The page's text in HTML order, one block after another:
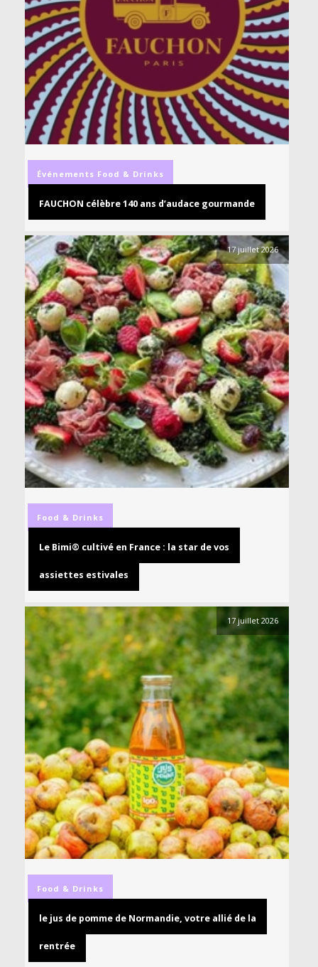
Événements Food & Drinks
FAUCHON célèbre 140 ans d’audace gourmande
17 juillet 2026
Food & Drinks
Le Bimi® cultivé en France : la star de vos
assiettes estivales
17 juillet 2026
Food & Drinks
le jus de pomme de Normandie, votre allié de la
rentrée